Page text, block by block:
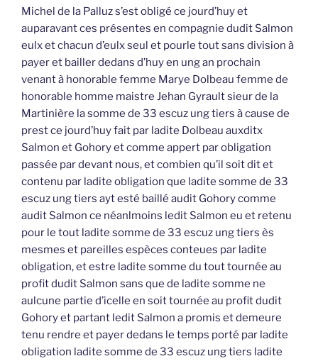
Michel de la Palluz s’est obligé ce jourd’huy et
auparavant ces présentes en compagnie dudit Salmon
eulx et chacun d’eulx seul et pourle tout sans division à
payer et bailler dedans d’huy en ung an prochain
venant à honorable femme Marye Dolbeau femme de
honorable homme maistre Jehan Gyrault sieur de la
Martinière la somme de 33 escuz ung tiers à cause de
prest ce jourd’huy fait par ladite Dolbeau auxditx
Salmon et Gohory et comme appert par obligation
passée par devant nous, et combien qu’il soit dit et
contenu par ladite obligation que ladite somme de 33
escuz ung tiers ayt esté baillé audit Gohory comme
audit Salmon ce néanlmoins ledit Salmon eu et retenu
pour le tout ladite somme de 33 escuz ung tiers ès
mesmes et pareilles espèces conteues par ladite
obligation, et estre ladite somme du tout tournée au
profit dudit Salmon sans que de ladite somme ne
aulcune partie d’icelle en soit tournée au profit dudit
Gohory et partant ledit Salmon a promis et demeure
tenu rendre et payer dedans le temps porté par ladite
obligation ladite somme de 33 escuz ung tiers ladite